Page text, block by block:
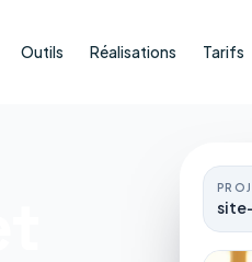
Outils Réalisations Tarifs